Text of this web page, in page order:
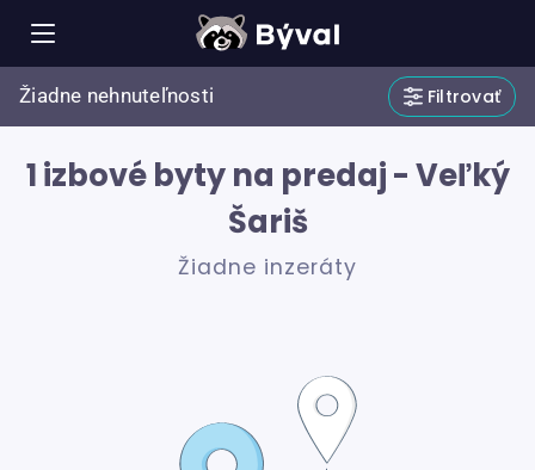
Žiadne nehnuteľnosti Filtrovať
1 izbové byty na predaj - Veľký
Šariš
Žiadne inzeráty